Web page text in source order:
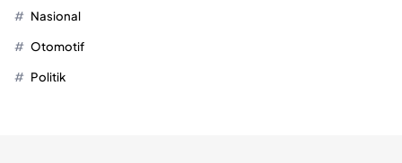
Nasional
Otomotif
Politik